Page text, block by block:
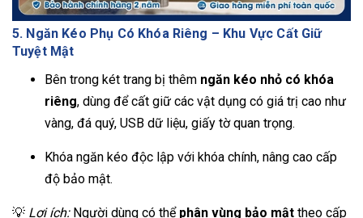
5. Ngăn Kéo Phụ Có Khóa Riêng – Khu Vực Cất Giữ
Tuyệt Mật
Bên trong két trang bị thêm ngăn kéo nhỏ có khóa
riêng, dùng để cất giữ các vật dụng có giá trị cao như
vàng, đá quý, USB dữ liệu, giấy tờ quan trọng.
Khóa ngăn kéo độc lập với khóa chính, nâng cao cấp
độ bảo mật.
💡 Lợi ích:Người dùng có thể phân vùng bảo mật theo cấp